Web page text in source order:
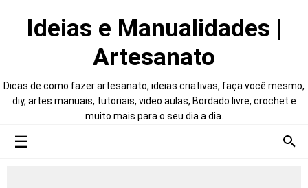
Ideias e Manualidades |
Artesanato
Dicas de como fazer artesanato, ideias criativas, faça você mesmo,
diy, artes manuais, tutoriais, video aulas, Bordado livre, crochet e
muito mais para o seu dia a dia.